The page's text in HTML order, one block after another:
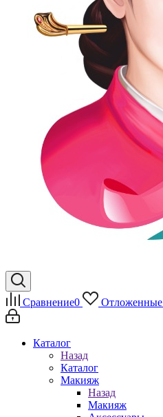
Сравнение0 Отложенные
Каталог
Назад
Каталог
Макияж
Назад
Макияж